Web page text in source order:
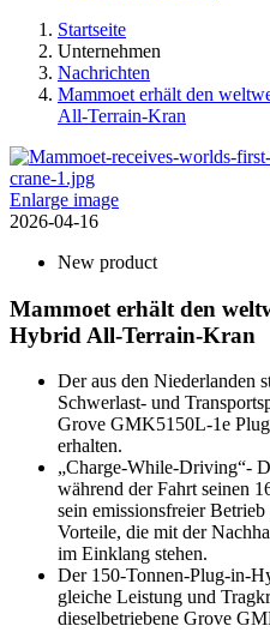
Startseite
Unternehmen
Nachrichten
Mammoet erhält den
All-Terrain-Kran
Enlarge image
2026-04-16
New product
Mammoet erhält den
Hybrid All-Terrain-Kran
Der aus den Niederlanden
Schwerlast- und
Grove GMK5150L-1e
erhalten.
„Charge-While-Driving“-
während der Fahrt seinen
sein emissionsfreier
Vorteile, die mit der
im Einklang stehen.
Der 150-Tonnen-Plug-in-
gleiche Leistung und
dieselbetriebene Grove